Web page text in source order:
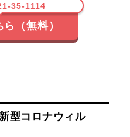
35-1114
（無料）
型コロナウィル